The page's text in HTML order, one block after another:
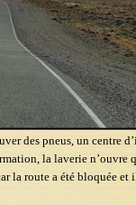
des pneus, un centre
la laverie n’ouvre
la route a été bloquée et